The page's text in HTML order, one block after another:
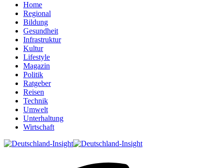
Home
Regional
Bildung
Gesundheit
Infrastruktur
Kultur
Lifestyle
Magazin
Politik
Ratgeber
Reisen
Technik
Umwelt
Unterhaltung
Wirtschaft